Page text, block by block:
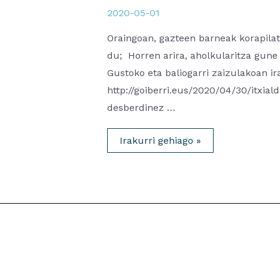
2020-05-01
Oraingoan, gazteen barneak
du; Horren arira, aholkularitza gune
Gustoko eta baliogarri zaizulakoan
http://goiberri.eus/2020/04/30/
desberdinez …
Itxialdia
eta
gazteak:
Aholkularitza
Irakurri gehiago »